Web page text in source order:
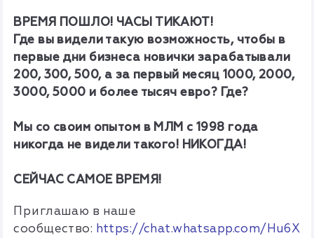
ВРЕМЯ ПОШЛО! ЧАСЫ ТИКАЮТ!
Где вы видели такую возможность, чтобы в
первые дни бизнеса новички зарабатывали
200, 300, 500, а за первый месяц 1000, 2000,
3000, 5000 и более тысяч евро? Где?
Мы со своим опытом в МЛМ с 1998 года
никогда не видели такого! НИКОГДА!
СЕЙЧАС САМОЕ ВРЕМЯ!
Приглашаю в наше
сообщество: https://chat.whatsapp.com/Hu6X